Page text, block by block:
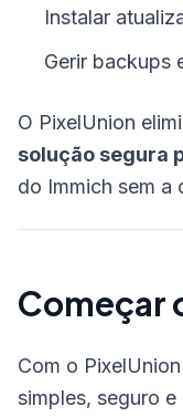
Instalar
Gerir backups
O PixelUnion
solução segura
do Immich sem a
Começar
Com o
simples, seguro